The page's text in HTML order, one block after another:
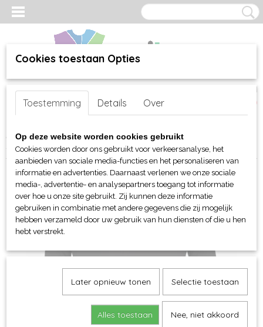
Inloggen Registreren
(0)
Home >webshop>Per merk >Lemon & Soda>
Shirts> L&S T-shirt ronde hals en LM
Cookies toestaan Opties
Toestemming Details Over
Op deze website worden cookies gebruikt
Cookies worden door ons gebruikt voor verkeersanalyse, het
aanbieden van sociale media-functies en het personaliseren van
informatie en advertenties. Daarnaast verlenen we onze sociale
media-, advertentie- en analysepartners toegang tot informatie
over hoe u onze site gebruikt. Zij kunnen deze informatie
gebruiken in combinatie met andere gegevens die zij mogelijk
hebben verzameld door uw gebruik van hun diensten of die u hen
hebt verstrekt.
Later opnieuw tonen Selectie toestaan
Alles toestaan Nee, niet akkoord